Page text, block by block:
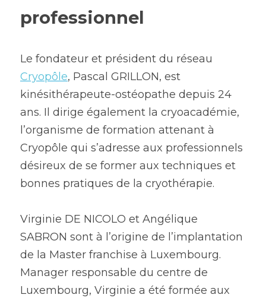
professionnel
Cryopôle, Pascal GRILLON, est
kinésithérapeute-ostéopathe depuis 24
ans. Il dirige également la cryoacadémie,
l’organisme de formation attenant à
Cryopôle qui s’adresse aux professionnels
désireux de se former aux techniques et
bonnes pratiques de la cryothérapie.
Virginie DE NICOLO et Angélique
SABRON sont à l’origine de l’implantation
de la Master franchise à Luxembourg.
Manager responsable du centre de
Luxembourg, Virginie a été formée aux